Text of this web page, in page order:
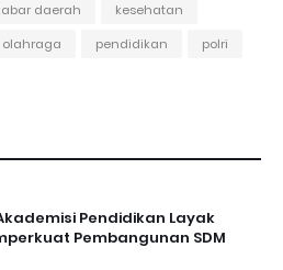
daerah
kesehatan
olahraga pendidikan
polri
Pendidikan Layak
Pembangunan SDM